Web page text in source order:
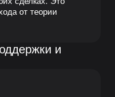
увидите, как
Разберете
на практике.
теоретические